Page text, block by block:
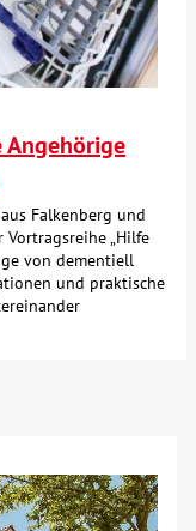
Falkenberg und
„Hilfe
von dementiell
und praktische